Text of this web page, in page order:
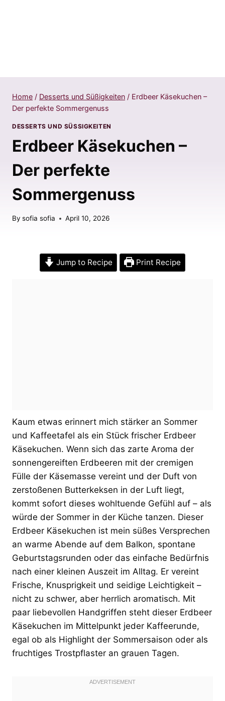
Home / Desserts und Süßigkeiten / Erdbeer Käsekuchen –
Der perfekte Sommergenuss
DESSERTS UND SÜSSIGKEITEN
Erdbeer Käsekuchen –
Der perfekte
Sommergenuss
By sofia sofia April 10, 2026
Jump to Recipe Print Recipe
Kaum etwas erinnert mich stärker an Sommer
und Kaffeetafel als ein Stück frischer Erdbeer
Käsekuchen. Wenn sich das zarte Aroma der
sonnengereiften Erdbeeren mit der cremigen
Fülle der Käsemasse vereint und der Duft von
zerstoßenen Butterkeksen in der Luft liegt,
kommt sofort dieses wohltuende Gefühl auf – als
würde der Sommer in der Küche tanzen. Dieser
Erdbeer Käsekuchen ist mein süßes Versprechen
an warme Abende auf dem Balkon, spontane
Geburtstagsrunden oder das einfache Bedürfnis
nach einer kleinen Auszeit im Alltag. Er vereint
Frische, Knusprigkeit und seidige Leichtigkeit –
nicht zu schwer, aber herrlich aromatisch. Mit
paar liebevollen Handgriffen steht dieser Erdbeer
Käsekuchen im Mittelpunkt jeder Kaffeerunde,
egal ob als Highlight der Sommersaison oder als
fruchtiges Trostpflaster an grauen Tagen.